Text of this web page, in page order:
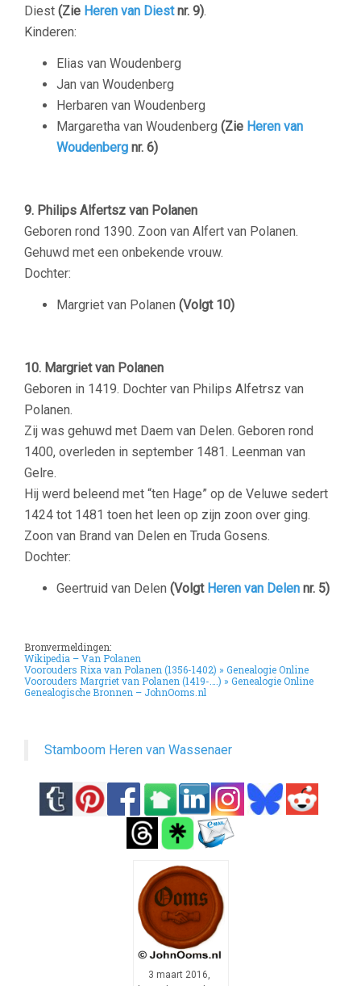
Diest (Zie Heren van Diestnr. 9).
Kinderen:
Elias van Woudenberg
Jan van Woudenberg
Herbaren van Woudenberg
Margaretha van Woudenberg (Zie Heren van
Woudenberg nr. 6)
9. Philips Alfertsz van Polanen
Geboren rond 1390. Zoon van Alfert van Polanen.
Gehuwd met een onbekende vrouw.
Dochter:
Margriet van Polanen (Volgt 10)
10. Margriet van Polanen
Geboren in 1419. Dochter van Philips Alfetrsz van
Polanen.
Zij was gehuwd met Daem van Delen. Geboren rond
1400, overleden in september 1481. Leenman van
Gelre.
Hij werd beleend met “ten Hage” op de Veluwe sedert
1424 tot 1481 toen het leen op zijn zoon over ging.
Zoon van Brand van Delen en Truda Gosens.
Dochter:
Geertruid van Delen (Volgt Heren van Delen nr. 5)
Bronvermeldingen:
Wikipedia – Van Polanen
Voorouders Rixa van Polanen (1356-1402) » Genealogie Online
Voorouders Margriet van Polanen (1419-….) » Genealogie Online
Genealogische Bronnen – JohnOoms.nl
Stamboom Heren van Wassenaer
3 maart 2016,